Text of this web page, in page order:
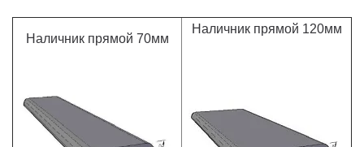
Наличник прямой 70мм
Наличник прямой 120мм